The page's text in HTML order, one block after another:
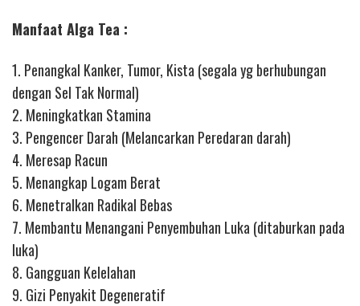
Manfaat Alga Tea :
1. Penangkal Kanker, Tumor, Kista (segala yg berhubungan
dengan Sel Tak Normal)
2. Meningkatkan Stamina
3. Pengencer Darah (Melancarkan Peredaran darah)
4. Meresap Racun
5. Menangkap Logam Berat
6. Menetralkan Radikal Bebas
7. Membantu Menangani Penyembuhan Luka (ditaburkan pada
luka)
8. Gangguan Kelelahan
9. Gizi Penyakit Degeneratif